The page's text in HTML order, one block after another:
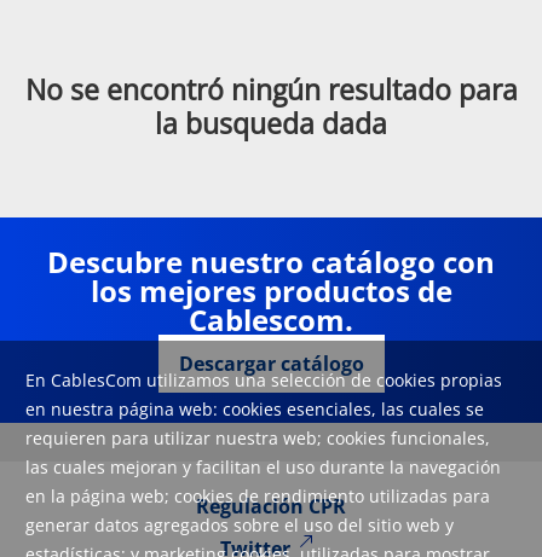
En CablesCom utilizamos una selección de cookies propias
en nuestra página web: cookies esenciales, las cuales se
requieren para utilizar nuestra web; cookies funcionales,
las cuales mejoran y facilitan el uso durante la navegación
en la página web; cookies de rendimiento utilizadas para
generar datos agregados sobre el uso del sitio web y
No se encontró ningún resultado para
la busqueda dada
Descubre nuestro catálogo con
los mejores productos de
Cablescom.
Descargar catálogo
Regulación CPR
Twitter